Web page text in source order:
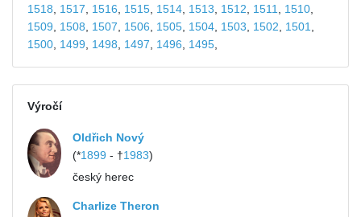
1518
1517 1516 1515, 1514, 1513 1512 1511 1510,
1509
1508 1507 1506 1505, 1504, 1503 1502 1501
1500, 1499 1498 1497 1496 1495,
Výročí
Oldřich Nový
(*1899 - †1983)
český herec
Charlize Theron